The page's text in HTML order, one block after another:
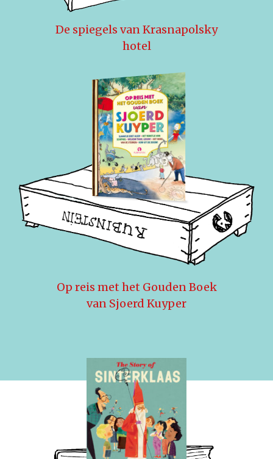
De spiegels van Krasnapolsky
hotel
Op reis met het Gouden Boek
van Sjoerd Kuyper